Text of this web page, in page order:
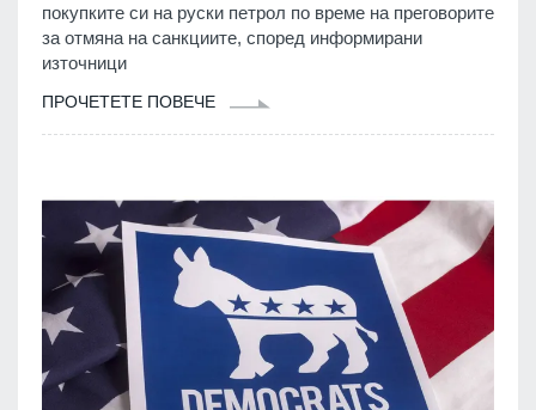
покупките си на руски петрол по време на преговорите
за отмяна на санкциите, според информирани
източници
ПРОЧЕТЕТЕ ПОВЕЧЕ